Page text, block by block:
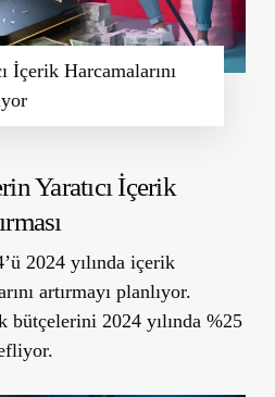
İçerik Harcamalarını
Yaratıcı İçerik
2024 yılında içerik
artırmayı planlıyor.
bütçelerini 2024 yılında %25